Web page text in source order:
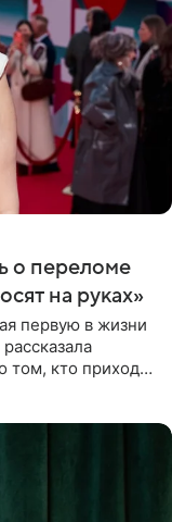
о переломе
на руках»
первую в жизни
том, кто приходит